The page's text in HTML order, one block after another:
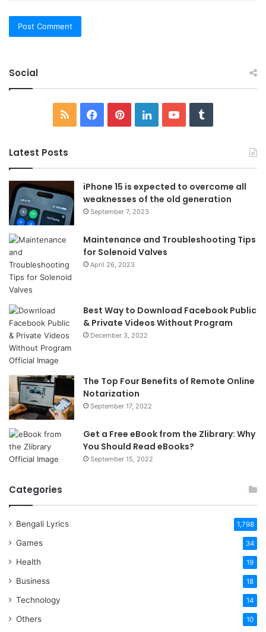
Social
RSS Facebook
PinterestLinkedInYouTubeTumblr
Latest Posts
iPhone 15 is expected to overcome all
weaknesses of the old generation
September 7, 2023
Maintenance and Troubleshooting Tips
for Solenoid Valves
April 26, 2023
Best Way to Download Facebook Public
& Private Videos Without Program
December 3, 2022
The Top Four Benefits of Remote Online
Notarization
September 17, 2022
Get a Free eBook from the Zlibrary: Why
You Should Read eBooks?
September 15, 2022
Categories
Bengali Lyrics 1,798
Games 34
Health 19
Business 18
Technology 14
Others 10